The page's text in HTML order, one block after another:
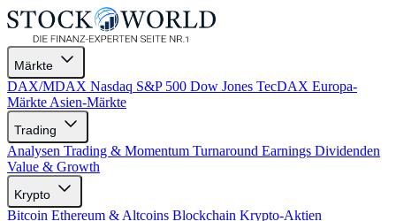
Märkte
DAX/MDAX Nasdaq S&P 500 Dow Jones TecDAX Europa-
Märkte Asien-Märkte
Trading
Analysen Trading & Momentum Turnaround Earnings Dividenden
Value & Growth
Krypto
Bitcoin Ethereum & Altcoins Blockchain Krypto-Aktien